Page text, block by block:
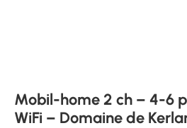
Mobil-home 2 ch – 4-6
WiFi – Domaine de